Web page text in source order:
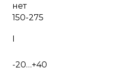
нет
150-275
I
-20…+40